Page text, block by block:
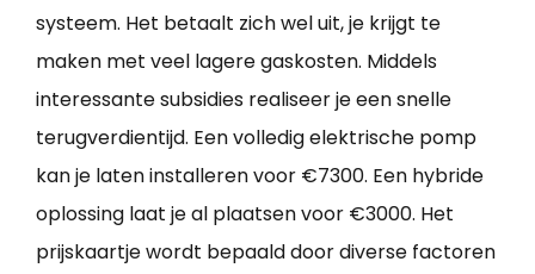
systeem. Het betaalt zich wel uit, je krijgt te
maken met veel lagere gaskosten. Middels
interessante subsidies realiseer je een snelle
terugverdientijd. Een volledig elektrische pomp
kan je laten installeren voor €7300. Een hybride
oplossing laat je al plaatsen voor €3000. Het
prijskaartje wordt bepaald door diverse factoren